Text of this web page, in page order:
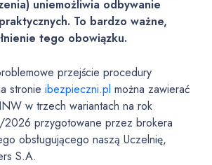
uniemożliwia odbywanie
To bardzo ważne,
tego obowiązku.
przejście procedury
stronie ibezpieczni.pl można zawierać
w trzech wariantach na rok
przygotowane przez brokera
obsługującego naszą Uczelnię,
S.A.